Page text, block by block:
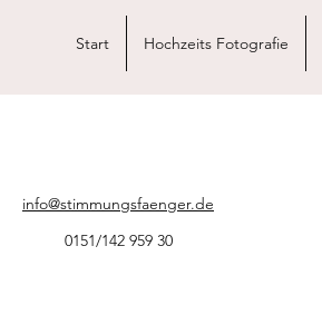
Start Hochzeits Fotografie
info@stimmungsfaenger.de
0151/142 959 30